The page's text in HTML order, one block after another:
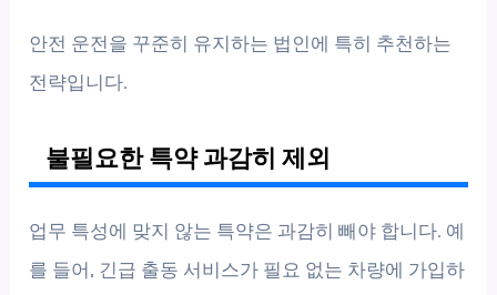
안전 운전을 꾸준히 유지하는 법인에 특히 추천하는
전략입니다.
불필요한 특약 과감히 제외
업무 특성에 맞지 않는 특약은 과감히 빼야 합니다. 예
를 들어, 긴급 출동 서비스가 필요 없는 차량에 가입하